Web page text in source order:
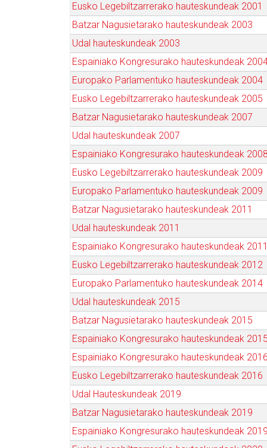
Eusko Legebiltzarrerako hauteskundeak 2001
Batzar Nagusietarako hauteskundeak 2003
Udal hauteskundeak 2003
Espainiako Kongresurako hauteskundeak
Europako Parlamentuko hauteskundeak 2004
Eusko Legebiltzarrerako hauteskundeak 2005
Batzar Nagusietarako hauteskundeak 2007
Udal hauteskundeak 2007
Espainiako Kongresurako hauteskundeak 2008
Eusko Legebiltzarrerako hauteskundeak 2009
Europako Parlamentuko hauteskundeak 2009
Batzar Nagusietarako hauteskundeak 2011
Udal hauteskundeak 2011
Espainiako Kongresurako hauteskundeak 2011
Eusko Legebiltzarrerako hauteskundeak 2012
Europako Parlamentuko hauteskundeak 2014
Udal hauteskundeak 2015
Batzar Nagusietarako hauteskundeak 2015
Espainiako Kongresurako hauteskundeak 2015
Espainiako Kongresurako hauteskundeak 2016
Eusko Legebiltzarrerako hauteskundeak 2016
Udal Hauteskundeak 2019
Batzar Nagusietarako hauteskundeak 2019
Espainiako Kongresurako hauteskundeak 2019